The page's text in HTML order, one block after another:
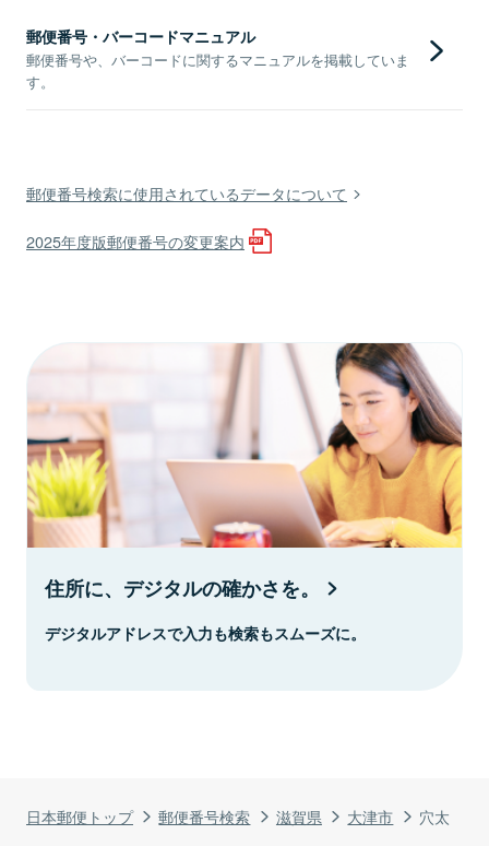
日本郵便トップ 郵便番号検索 滋賀県 大津市 穴太
郵便番号・バーコードマニュアル
郵便番号や、バーコードに関するマニュアルを掲載していま
す。
郵便番号検索に使用されているデータについて
2025年度版郵便番号の変更案内
住所に、デジタルの確かさを。
デジタルアドレスで入力も検索もスムーズに。